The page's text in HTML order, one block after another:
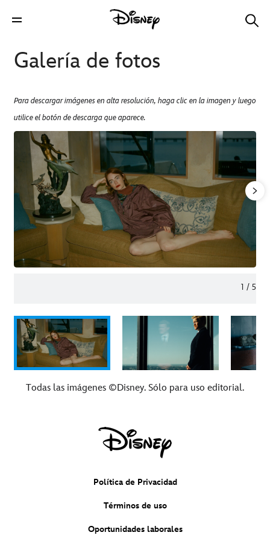
Galería de fotos
Para descargar imágenes en alta resolución, haga clic en la imagen y luego
utilice el botón de descarga que aparece.
1 / 5
Todas las imágenes ©Disney. Sólo para uso editorial.
Política de Privacidad
Términos de uso
Oportunidades laborales